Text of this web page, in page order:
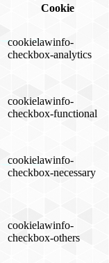
Cookie
cookielawinfo-
checkbox-analytics
cookielawinfo-
checkbox-functional
cookielawinfo-
checkbox-necessary
cookielawinfo-
checkbox-others